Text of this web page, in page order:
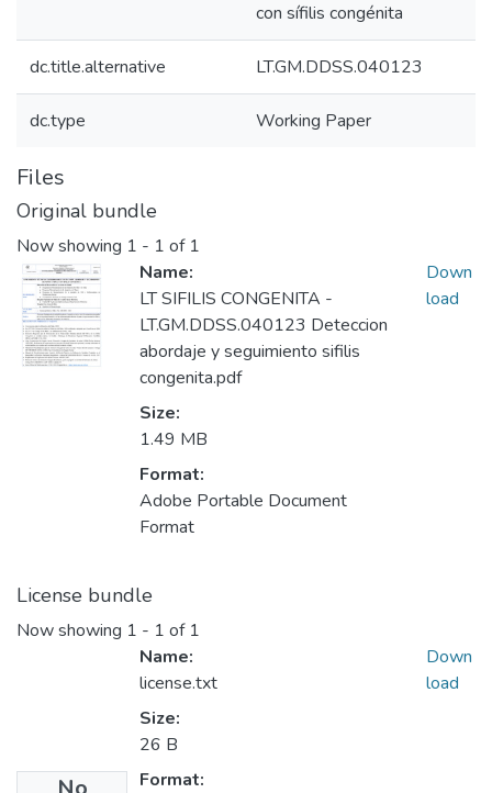
con sífilis congénita
dc.title.alternative LT.GM.DDSS.040123
dc.type Working Paper
Files
Original bundle
Now showing 1 - 1 of 1
Name:
LT SIFILIS CONGENITA -
LT.GM.DDSS.040123 Deteccion
abordaje y seguimiento sifilis
congenita.pdf
Size:
1.49 MB
Format:
Adobe Portable Document
Format
Down
load
License bundle
Now showing 1 - 1 of 1
Name:
license.txt
Size:
26 B
Format:
Down
load